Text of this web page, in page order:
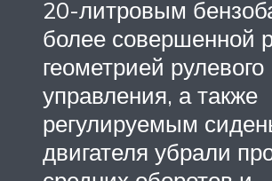
20-литровым
более совершенной
геометрией рулевого
управления, а также
регулируемым
двигателя убрали